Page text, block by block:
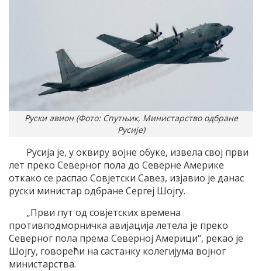
Руски авион (Фото: Спутњик, Министарство одбране
Русије)
Русија је, у оквиру војне обуке, извела свој први
лет преко Северног пола до Северне Америке
откако се распао Совјетски Савез, изјавио је данас
руски министар одбране Сергеј Шојгу.
„Први пут од совјетских времена
противподморничка авијација летела је преко
Северног пола према Северној Америци“, рекао је
Шојгу, говорећи на састанку колегијума војног
министарства.